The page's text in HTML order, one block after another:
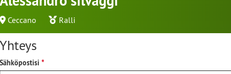
Ceccano Ralli
Yhteys
Sähköpostisi